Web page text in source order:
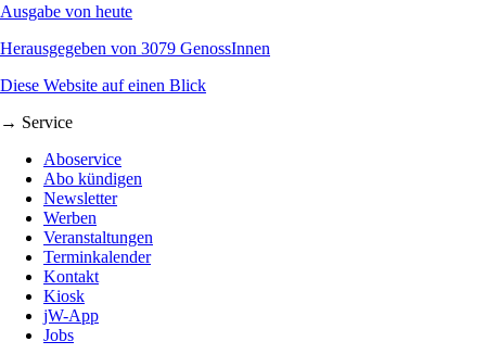
Ausgabe von heute
Herausgegeben von 3079 GenossInnen
Diese Website auf einen Blick
→ Service
Aboservice
Abo kündigen
Newsletter
Werben
Veranstaltungen
Terminkalender
Kontakt
Kiosk
jW-App
Jobs